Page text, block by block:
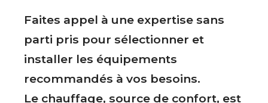
Faites appel à une expertise sans
parti pris pour sélectionner et
installer les équipements
recommandés à vos besoins.
Le chauffage, source de confort, est